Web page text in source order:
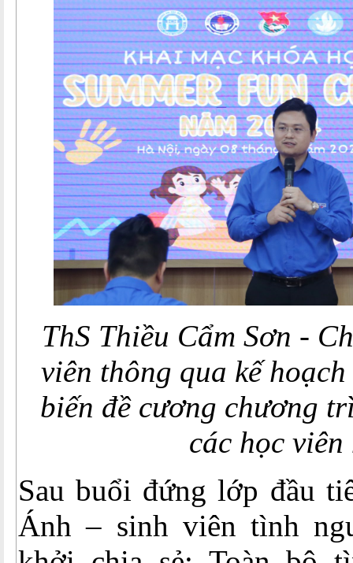
ThS Thiều Cẩm Sơn -
viên thông qua kế
biến đề cương chương
các học
Sau buổi đứng lớp đầu
Ánh – sinh viên tình